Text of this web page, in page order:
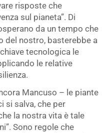
risposte che
sul pianeta”. Di
da un tempo che
del nostro, basterebbe a
tecnologica le
le relative
Mancuso – le piante
si salva, che per
la nostra vita è tale
Sono regole che